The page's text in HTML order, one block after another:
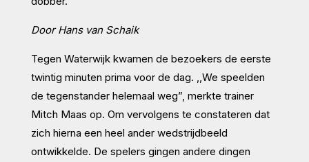
Door Hans van Schaik
Tegen Waterwijk kwamen de bezoekers de eerste
twintig minuten prima voor de dag. ,,We speelden
de tegenstander helemaal weg”, merkte trainer
Mitch Maas op. Om vervolgens te constateren dat
zich hierna een heel ander wedstrijdbeeld
ontwikkelde. De spelers gingen andere dingen